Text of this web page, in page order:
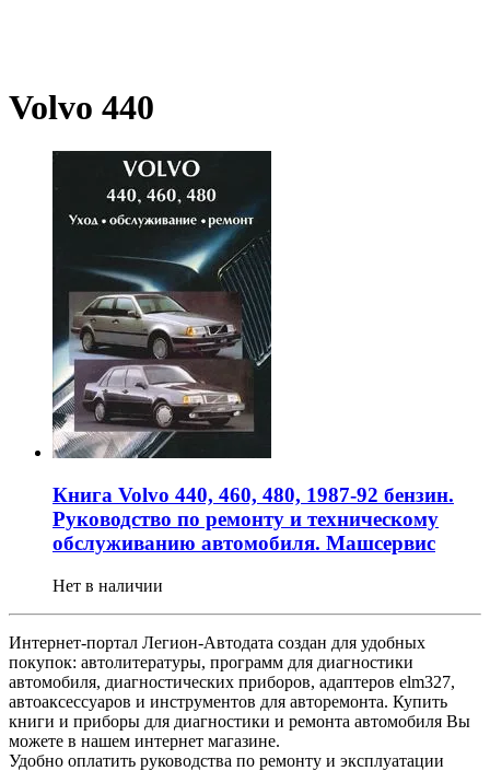
Volvo 440
Книга Volvo 440, 460, 480, 1987-92 бензин.
Руководство по ремонту и техническому
обслуживанию автомобиля. Машсервис
Нет в наличии
Интернет-портал Легион-Автодата создан для удобных
покупок: автолитературы, программ для диагностики
автомобиля, диагностических приборов, адаптеров elm327,
автоаксессуаров и инструментов для авторемонта. Купить
книги и приборы для диагностики и ремонта автомобиля Вы
можете в нашем интернет магазине.
Удобно оплатить руководства по ремонту и эксплуатации